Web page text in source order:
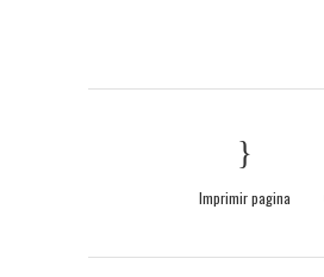
Imprimir pagina